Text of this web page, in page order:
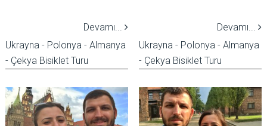
Devamı...
Ukrayna - Polonya - Almanya
- Çekya Bisiklet Turu
Devamı...
Ukrayna - Polonya - Almanya
- Çekya Bisiklet Turu